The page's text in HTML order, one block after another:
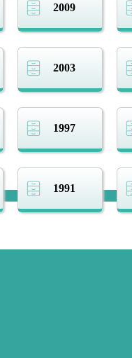
2009
2003
1997
1991